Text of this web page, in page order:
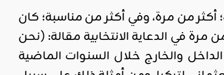
أكثر من مرة، وفي أكثر من مناسبة؛ كان
حزيران 2018؛ حيث ردد أردوغان أكثر من مرة في الدعاية الانتخابية مقالة: (نحن
والخارج خلال السنوات الماضية